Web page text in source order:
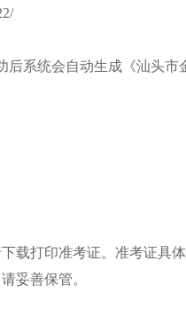
后系统会自动生成《汕头
载打印准考证。准考证具
妥善保管。